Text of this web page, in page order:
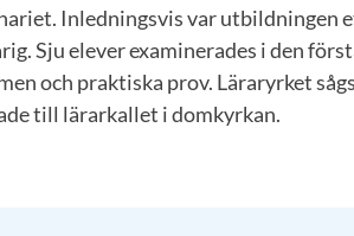
Inledningsvis var utbildningen
Sju elever examinerades i den
och praktiska prov. Läraryrket
till lärarkallet i domkyrkan.